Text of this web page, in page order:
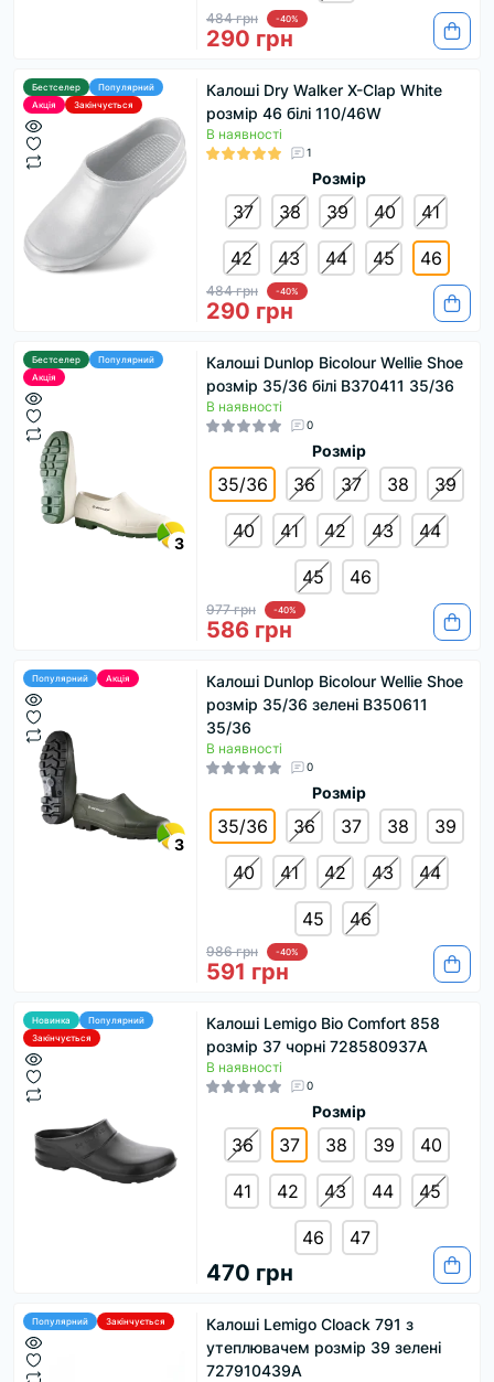
484 грн -40%
290 грн
Бестселер
Популярний
Акція
Закінчується
Калоші Dry Walker X-Clap White
розмір 46 білі 110/46W
В наявності
1
Розмір
37 38 39 40 41
42 43 44 45 46
484 грн -40%
290 грн
Бестселер
Популярний
Акція
3
Калоші Dunlop Bicolour Wellie Shoe
розмір 35/36 білі B370411 35/36
В наявності
0
Розмір
35/36 36 37 38 39
40 41 42 43 44
45 46
977 грн -40%
586 грн
Популярний Акція
3
Калоші Dunlop Bicolour Wellie Shoe
розмір 35/36 зелені B350611
35/36
В наявності
0
Розмір
35/36 36 37 38 39
40 41 42 43 44
45 46
986 грн -40%
591 грн
Новинка
Популярний
Закінчується
Калоші Lemigo Bio Comfort 858
розмір 37 чорні 728580937A
В наявності
0
Розмір
36 37 38 39 40
41 42 43 44 45
46 47
470 грн
Популярний Закінчується
Калоші Lemigo Cloack 791 з
утеплювачем розмір 39 зелені
727910439A